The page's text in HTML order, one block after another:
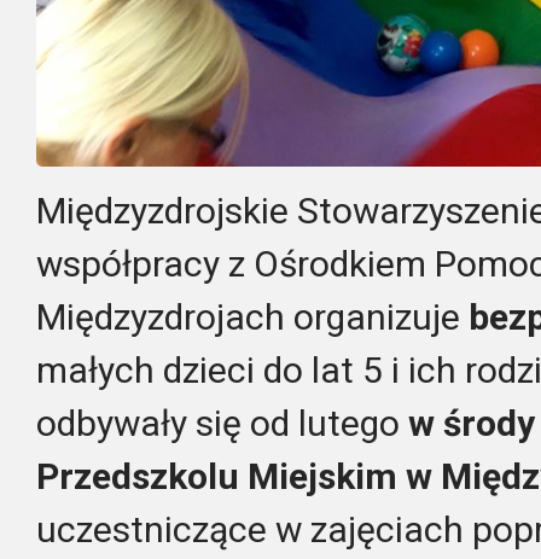
Międzyzdrojskie
współpracy z Ośrodkiem
Międzyzdrojach organizuje
małych dzieci do lat 5 i ich
odbywały się od lutego w
Przedszkolu Miejskim w
uczestniczące w zajęciach